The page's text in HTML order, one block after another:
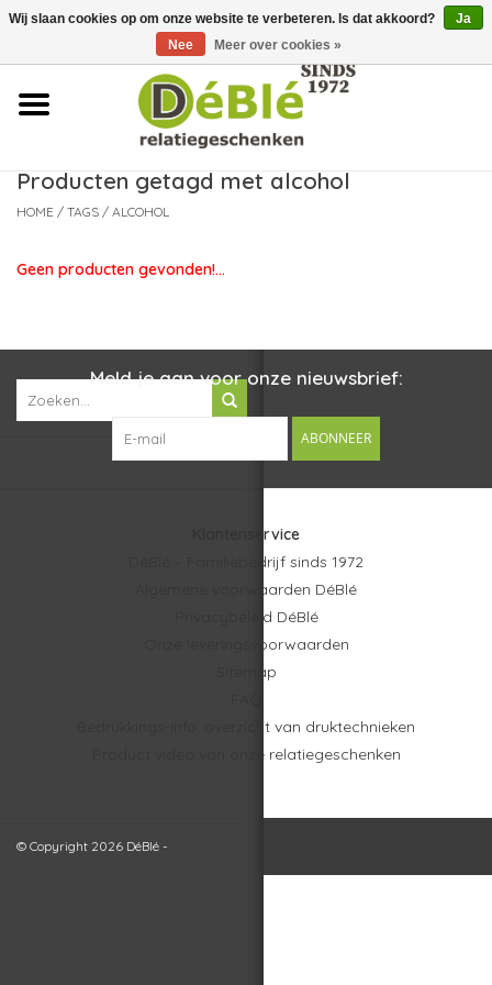
Over ons
Contact
Nieuws
Leveringsvoorwaarden
Producten getagd met alcohol
HOME / TAGS / ALCOHOL
Geen producten gevonden!...
Meld je aan voor onze nieuwsbrief:
ABONNEER
Klantenservice
DéBlé – Familiebedrijf sinds 1972
Algemene voorwaarden DéBlé
Privacybeleid DéBlé
Onze leveringsvoorwaarden
Sitemap
Bedrukkings-info: overzicht van druktechnieken
Product video van onze relatiegeschenken
© Copyright 2026 DéBlé -
Wij slaan cookies op om onze website te verbeteren. Is dat akkoord?
Ja
Nee
Meer over cookies »